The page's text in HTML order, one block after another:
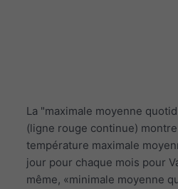
La "maximale moyenne
(ligne rouge continue)
température maximale
jour pour chaque mois pour
même, «minimale moyenne